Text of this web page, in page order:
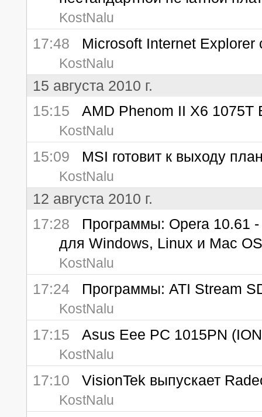
KostNalu
17:48 Microsoft Internet Explorer
KostNalu
15 августа 2010 г.
15:15 AMD Phenom II X6 1075T
KostNalu
15:09 MSI готовит к выходу
KostNalu
12 августа 2010 г.
17:28 Программы: Opera 10.61 -
для Windows, Linux и Mac
KostNalu
17:24 Программы: ATI Stream
KostNalu
17:15 Asus Eee PC 1015PN
KostNalu
17:10 VisionTek выпускает
KostNalu